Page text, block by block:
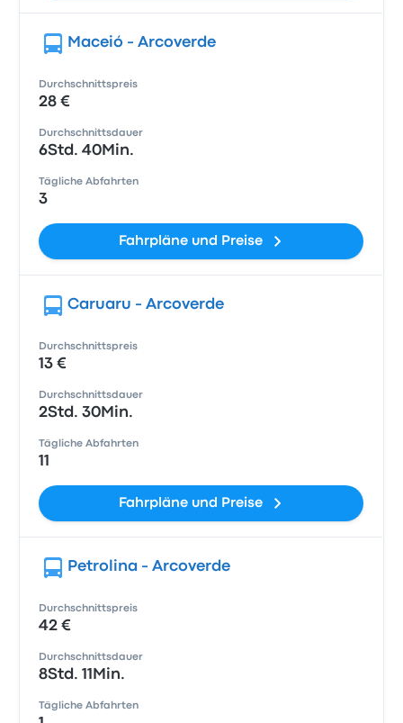
Maceió - Arcoverde
Durchschnittspreis
28 €
Durchschnittsdauer
6Std. 40Min.
Tägliche Abfahrten
3
Fahrpläne und Preise
Caruaru - Arcoverde
Durchschnittspreis
13 €
Durchschnittsdauer
2Std. 30Min.
Tägliche Abfahrten
11
Fahrpläne und Preise
Petrolina - Arcoverde
Durchschnittspreis
42 €
Durchschnittsdauer
8Std. 11Min.
Tägliche Abfahrten